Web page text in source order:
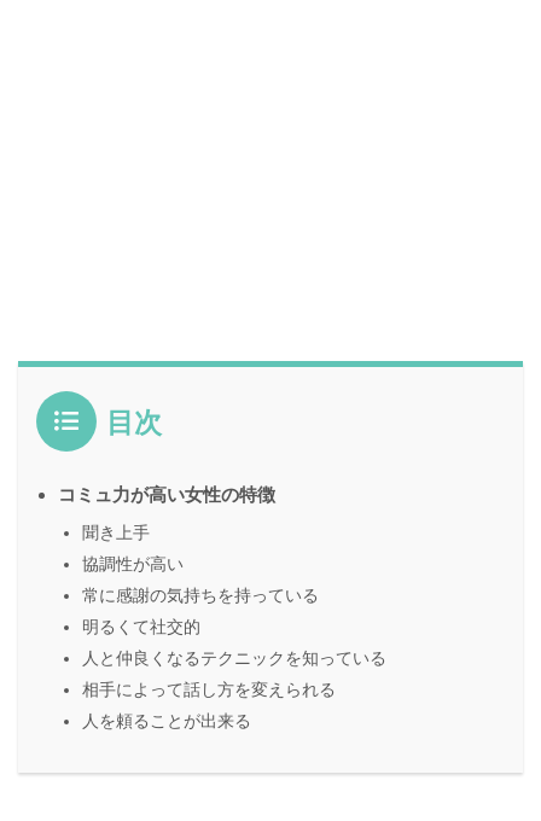
目次
コミュ力が高い女性の特徴
聞き上手
協調性が高い
常に感謝の気持ちを持っている
明るくて社交的
人と仲良くなるテクニックを知っている
相手によって話し方を変えられる
人を頼ることが出来る